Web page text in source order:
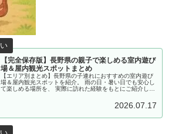
【完全保存版】長野県の親子で楽しめる室内遊び
場＆屋内観光スポットまとめ
【エリア別まとめ】長野県の子連れにおすすめの室内遊び
場＆屋内観光スポットを紹介。 雨の日・暑い日でも安心し
て楽しめる場所を、 実際に訪れた経験をもとにご紹介して
2026.07.17